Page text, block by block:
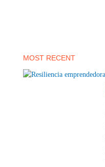
MOST RECENT